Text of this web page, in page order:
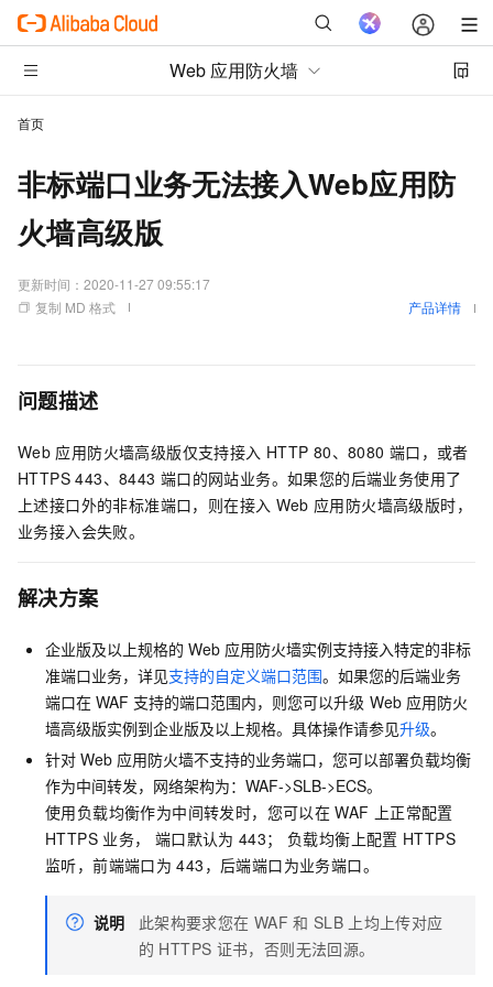
Web 应用防火墙
首页
非标端口业务无法接入Web应用防
火墙高级版
更新时间： 2020-11-27 09:55:17
复制 MD 格式
产品详情
问题描述
Web 应用防火墙高级版仅支持接入 HTTP 80、8080 端口，或者
HTTPS 443、8443 端口的网站业务。如果您的后端业务使用了
上述接口外的非标准端口，则在接入 Web 应用防火墙高级版时，
业务接入会失败。
解决方案
企业版及以上规格的 Web 应用防火墙实例支持接入特定的非标
准端口业务，详见支持的自定义端口范围。如果您的后端业务
端口在 WAF 支持的端口范围内，则您可以升级 Web 应用防火
墙高级版实例到企业版及以上规格。具体操作请参见升级。
针对 Web 应用防火墙不支持的业务端口，您可以部署负载均衡
作为中间转发，网络架构为：WAF->SLB->ECS。
使用负载均衡作为中间转发时，您可以在 WAF 上正常配置
HTTPS 业务， 端口默认为 443； 负载均衡上配置 HTTPS
监听，前端端口为 443，后端端口为业务端口。
说明 此架构要求您在 WAF 和 SLB 上均上传对应
的 HTTPS 证书，否则无法回源。